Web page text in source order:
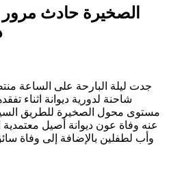
الصخيرة حادث
جدت ليلة البارحة على الساعة
شاحنة لدورية ديوانة اثناء
مستوى محول الصخيرة للطريق
وأب لطفلين بالإضافة إلى وفاة